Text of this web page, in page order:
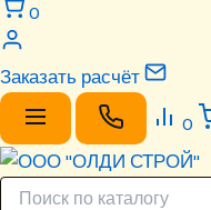
0
Заказать расчёт
0